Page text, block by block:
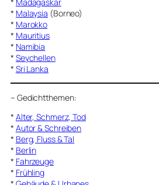
* Madagaskar
* Malaysia (Borneo)
* Marokko
* Mauritius
* Namibia
* Seychellen
* Sri Lanka
– Gedichtthemen:
* Alter, Schmerz, Tod
* Autor & Schreiben
* Berg, Fluss & Tal
* Berlin
* Fahrzeuge
* Frühling